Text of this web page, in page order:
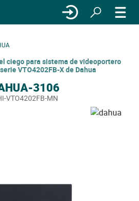
ciego para sistema de videoportero
VTO4202FB-X de Dahua
3106
VTO4202FB-MN